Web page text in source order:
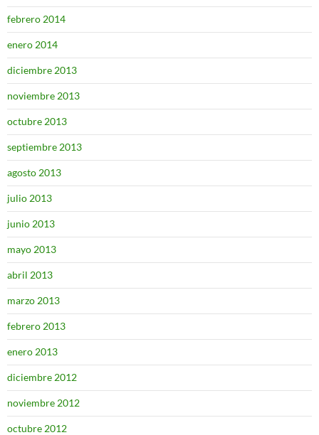
febrero 2014
enero 2014
diciembre 2013
noviembre 2013
octubre 2013
septiembre 2013
agosto 2013
julio 2013
junio 2013
mayo 2013
abril 2013
marzo 2013
febrero 2013
enero 2013
diciembre 2012
noviembre 2012
octubre 2012